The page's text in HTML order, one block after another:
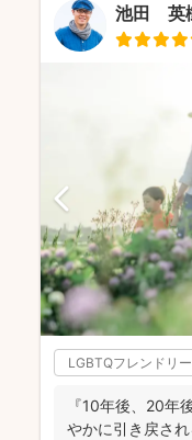
池田 英
LGBTQフレンドリー
『10年後、20年
やかに引き戻さ